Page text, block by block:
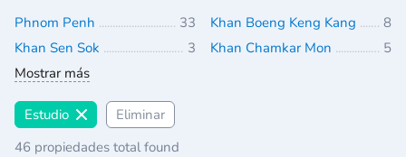
Phnom Penh 33 Khan Boeng Keng Kang
8
Khan Sen Sok
3 Khan Chamkar Mon
5
Mostrar más
Estudio
Eliminar
46 propiedades total found